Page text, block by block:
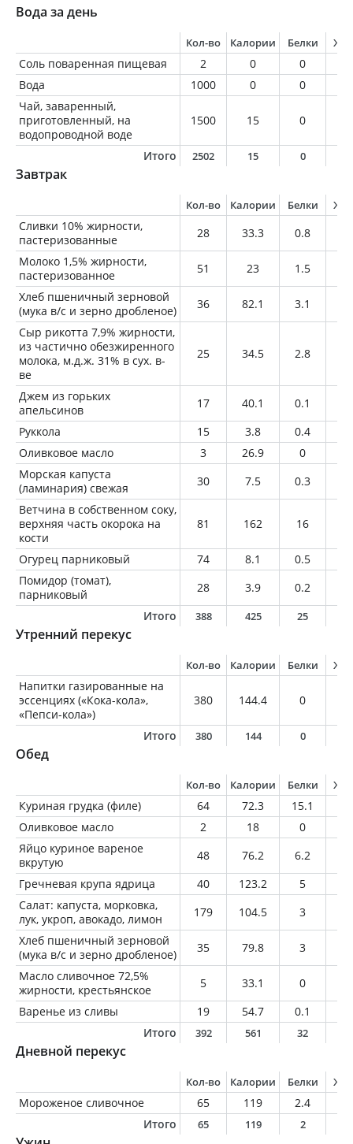
Вода за день
Кол-во Калории Белки
Соль поваренная пищевая 2 0 0
Вода
1000 0 0
Чай, заваренный,
приготовленный, на
водопроводной воде
1500 15 0
Итого 2502 15 0
Завтрак
Кол-во Калории Белки
Сливки 10% жирности,
пастеризованные
28 33.3 0.8
Молоко 1,5% жирности,
пастеризованное
51 23 1.5
Хлеб пшеничный зерновой
(мука в/с и зерно дробленое)
36 82.1 3.1
Сыр рикотта 7,9% жирности,
из частично обезжиренного
молока, м.д.ж. 31% в сух. в-
ве
25 34.5 2.8
Джем из горьких
апельсинов
17 40.1 0.1
Руккола
15 3.8 0.4
Оливковое масло
3 26.9 0
Морская капуста
(ламинария) свежая
30 7.5 0.3
Ветчина в собственном соку,
верхняя часть окорока на
кости
81 162 16
Огурец парниковый 74 8.1 0.5
Помидор (томат),
парниковый
28 3.9 0.2
Итого
388 425 25
Утренний перекус
Кол-во Калории Белки
Напитки газированные на
эссенциях («Кока-кола»,
«Пепси-кола»)
380 144.4 0
Итого 380 144 0
Обед
Кол-во Калории Белки
Куриная грудка (филе) 64 72.3 15.1
Оливковое масло
2 18 0
Яйцо куриное вареное
вкрутую
48 76.2 6.2
Гречневая крупа ядрица
40 123.2 5
Салат: капуста, морковка,
лук, укроп, авокадо, лимон
179 104.5 3
Хлеб пшеничный зерновой
(мука в/с и зерно дробленое)
35 79.8 3
Масло сливочное 72,5%
жирности, крестьянское
5 33.1 0
Варенье из сливы
19 54.7 0.1
Итого
392 561 32
Дневной перекус
Кол-во Калории Белки
Мороженое сливочное 65 119 2.4
Итого
65 119 2